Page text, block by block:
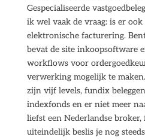
Gespecialiseerde
ik wel vaak de vraag: is er
elektronische facturering.
bevat de site inkoopsoftware
workflows voor
verwerking mogelijk te
zijn vijf levels, fundix
indexfonds en er niet meer
liefst een Nederlandse
uiteindelijk beslis je nog